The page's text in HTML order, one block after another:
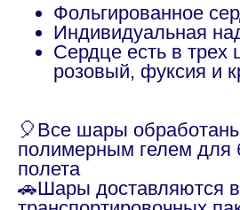
Фольгированное
Индивидуальная
Сердце есть в трех
розовый, фуксия и
🎈Все шары
полимерным гелем для
полета
🚗Шары доставляются